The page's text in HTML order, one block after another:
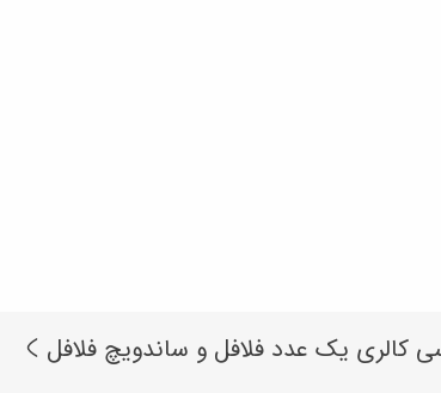
کالری یک عدد فلافل و ساندویچ فلافل